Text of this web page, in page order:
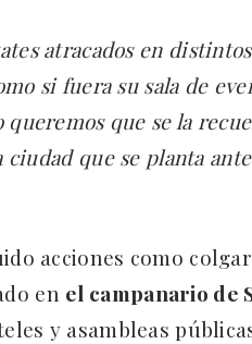
atracados en
si fuera su sala de
que se la
que se planta
acciones como
en el campanario de
y asambleas